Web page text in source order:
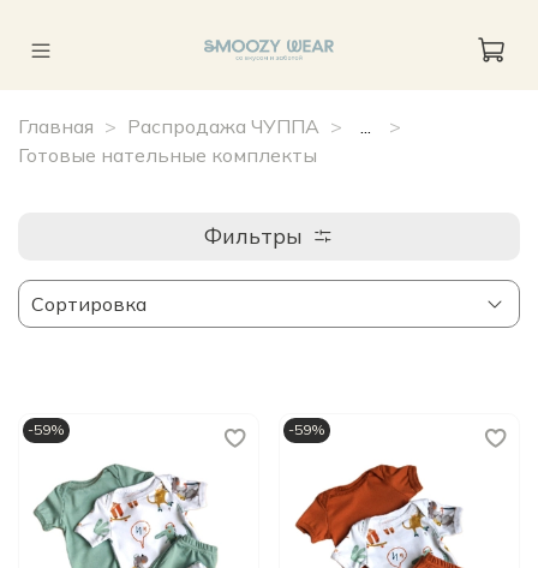
Главная Распродажа ЧУППА
Готовые нательные комплекты
Фильтры
-59% -59%